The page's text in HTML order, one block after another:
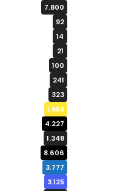
7.800
92
14
21
100
241
323
1.959
4.227
1.348
8.606
3.777
3.125